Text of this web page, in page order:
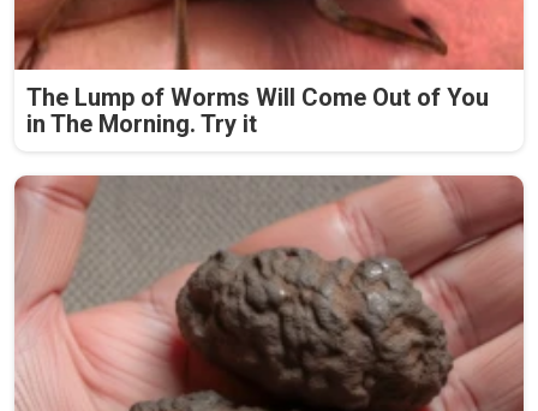
The Lump of Worms Will Come Out of You
in The Morning. Try it